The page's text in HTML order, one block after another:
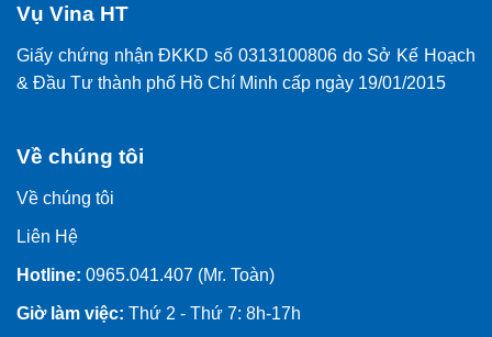
Vụ Vina HT
Giấy chứng nhận ĐKKD số 0313100806 do Sở Kế Hoạch
& Đầu Tư thành phố Hồ Chí Minh cấp ngày 19/01/2015
Về chúng tôi
Về chúng tôi
Liên Hệ
Hotline: 0965.041.407 (Mr. Toàn)
Giờ làm việc: Thứ 2 - Thứ 7: 8h-17h